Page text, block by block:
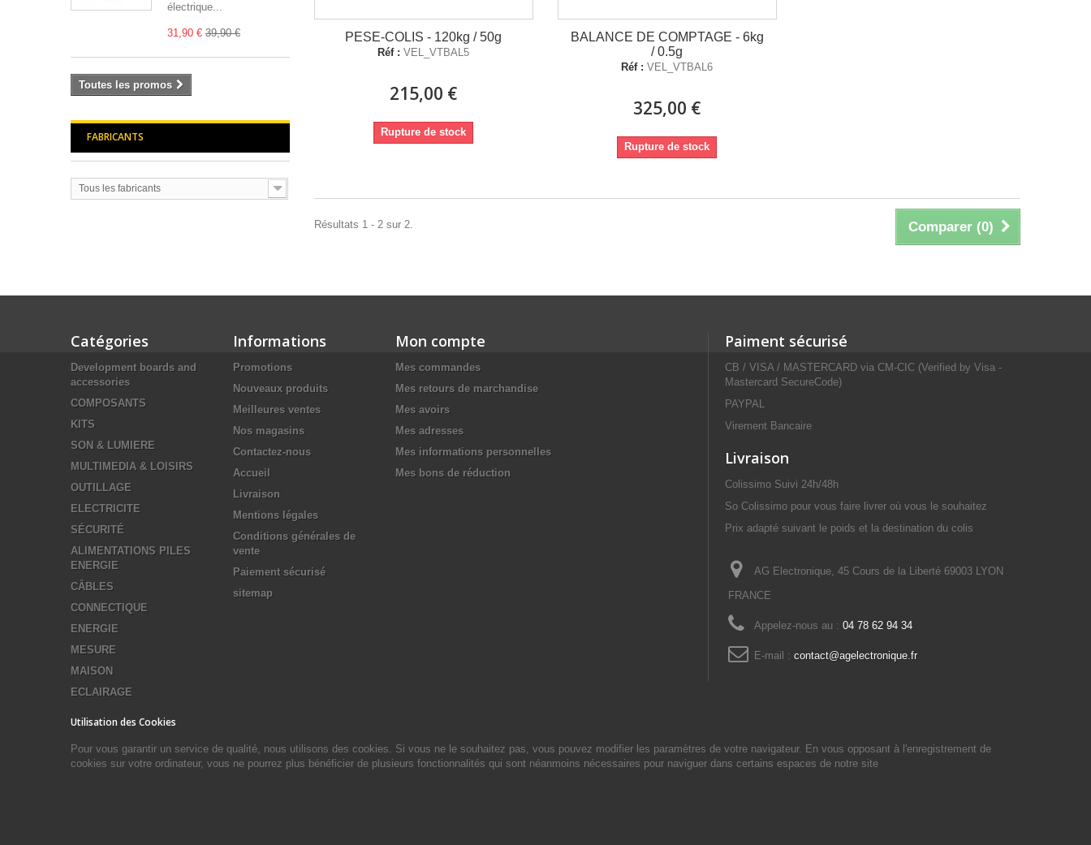
électrique...
31,90 € 39,90 €
Toutes les promos
FABRICANTS
Tous les fabricants
PESE-COLIS - 120kg / 50g
Réf : VEL_VTBAL5
215,00 €
Rupture de stock
BALANCE DE COMPTAGE - 6kg
/ 0.5g
Réf : VEL_VTBAL6
325,00 €
Rupture de stock
Comparer (0)
Résultats 1 - 2 sur 2.
Catégories
Development boards and
accessories
COMPOSANTS
KITS
SON & LUMIERE
MULTIMEDIA & LOISIRS
OUTILLAGE
ELECTRICITE
SÉCURITÉ
ALIMENTATIONS PILES
ENERGIE
CÂBLES
CONNECTIQUE
ENERGIE
MESURE
MAISON
ECLAIRAGE
Informations
Promotions
Nouveaux produits
Meilleures ventes
Nos magasins
Contactez-nous
Accueil
Livraison
Mentions légales
Conditions générales de
vente
Paiement sécurisé
sitemap
Mon compte
Mes commandes
Mes retours de marchandise
Mes avoirs
Mes adresses
Mes informations personnelles
Mes bons de réduction
Paiment sécurisé
CB / VISA / MASTERCARD via CM-CIC (Verified by Visa -
Mastercard SecureCode)
PAYPAL
Virement Bancaire
Livraison
Colissimo Suivi 24h/48h
So Colissimo pour vous faire livrer où vous le souhaitez
Prix adapté suivant le poids et la destination du colis
AG Electronique, 45 Cours de la Liberté 69003 LYON
FRANCE
Appelez-nous au : 04 78 62 94 34
E-mail : contact@agelectronique.fr
Utilisation des Cookies
Pour vous garantir un service de qualité, nous utilisons des cookies. Si vous ne le souhaitez pas, vous pouvez modifier les paramètres de votre navigateur. En vous opposant à l'enregistrement de
cookies sur votre ordinateur, vous ne pourrez plus bénéficier de plusieurs fonctionnalités qui sont néanmoins nécessaires pour naviguer dans certains espaces de notre site